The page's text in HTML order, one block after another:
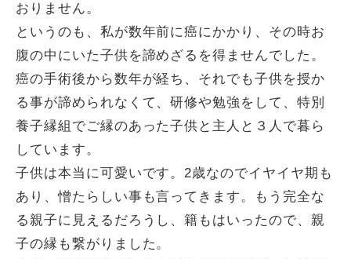
おりません。
というのも、私が数年前に癌にかかり、その時お
腹の中にいた子供を諦めざるを得ませんでした。
癌の手術後から数年が経ち、それでも子供を授か
る事が諦められなくて、研修や勉強をして、特別
養子縁組でご縁のあった子供と主人と３人で暮ら
しています。
子供は本当に可愛いです。2歳なのでイヤイヤ期も
あり、憎たらしい事も言ってきます。もう完全な
る親子に見えるだろうし、籍もはいったので、親
子の縁も繋がりました。